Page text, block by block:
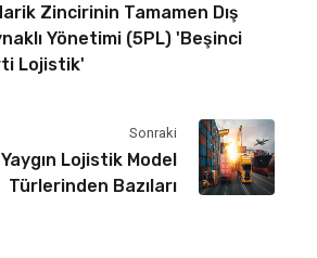
Zincirinin Tamamen Dış
Yönetimi (5PL) 'Beşinci
Lojistik'
Sonraki
Lojistik Model
Türlerinden Bazıları